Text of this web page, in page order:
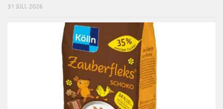
31 JULI, 2026